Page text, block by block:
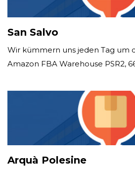
San Salvo
Wir kümmern uns jeden Tag um
Amazon FBA Warehouse PSR2,
Arquà Polesine